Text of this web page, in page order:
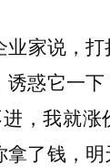
业家说，
惑它一下
，我就涨
拿了钱，